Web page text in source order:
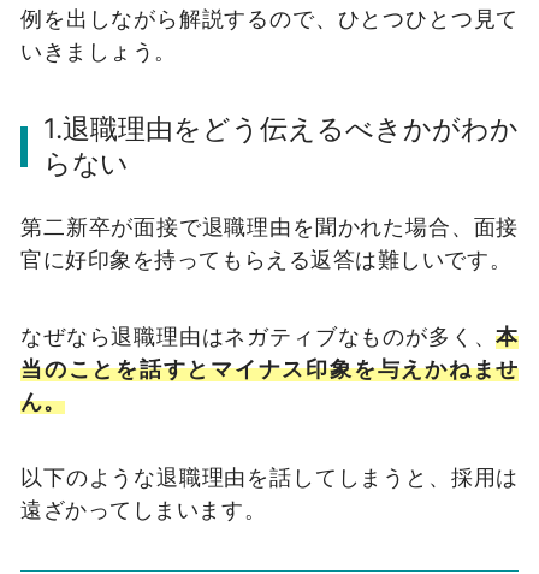
例を出しながら解説するので、ひとつひとつ見て
いきましょう。
1.退職理由をどう伝えるべきかがわか
らない
第二新卒が面接で退職理由を聞かれた場合、面接
官に好印象を持ってもらえる返答は難しいです。
なぜなら退職理由はネガティブなものが多く、本
当のことを話すとマイナス印象を与えかねませ
ん。
以下のような退職理由を話してしまうと、採用は
遠ざかってしまいます。